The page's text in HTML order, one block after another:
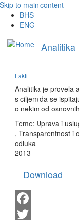
Skip to main content
BHS
ENG
Analitika
Fakti
Analitika je provela
s ciljem da se
o nekim od
Teme: Uprava i
, Transparentnost i
odluka
2013
Download
Facebook